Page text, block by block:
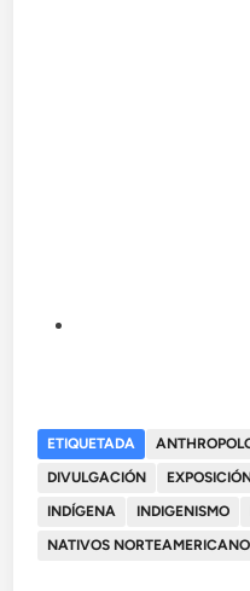
ETIQUETADA
DIVULGACIÓN
INDÍGENA
INDIGENISMO
NATIVOS